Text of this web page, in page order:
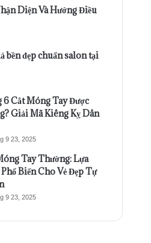
Diện Và Hướng Điều
bền đẹp chuẩn salon tại
6 Cắt Móng Tay Được
Giải Mã Kiêng Kỵ Dân
9 23, 2025
Tay Thường: Lựa
Biến Cho Vẻ Đẹp Tự
9 23, 2025